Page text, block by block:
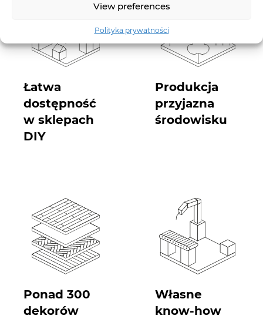
View preferences
Polityka prywatności
Łatwa
dostępność
w sklepach
DIY
Produkcja
przyjazna
środowisku
Ponad 300
dekorów
Własne
know-how